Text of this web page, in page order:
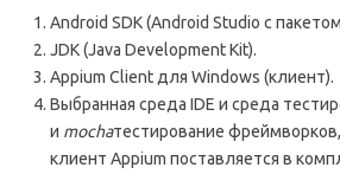
Android SDK (Android Studio с
JDK (Java Development Kit).
Appium Client для Windows (клиент).
Выбранная среда IDE и среда
и mochaтестирование
клиент Appium поставляется в